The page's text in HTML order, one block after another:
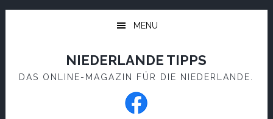
Skip
Skip
MENU
NIEDERLANDE TIPPS
DAS ONLINE-MAGAZIN FÜR DIE NIEDERLANDE.